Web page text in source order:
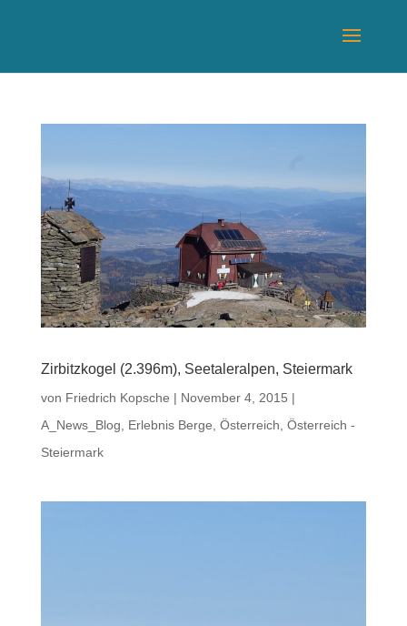
Zirbitzkogel (2.396m), Seetaleralpen, Steiermark
von Friedrich Kopsche | November 4, 2015 |
A_News_Blog
Erlebnis Berge Österreich Österreich -
Steiermark